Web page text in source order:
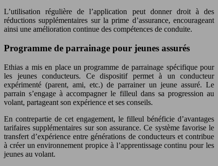
L’utilisation régulière de l’application peut donner droit à des
réductions supplémentaires sur la prime d’assurance, encourageant
ainsi une amélioration continue des compétences de conduite.
Programme de parrainage pour jeunes assurés
Ethias a mis en place un programme de parrainage spécifique pour
les jeunes conducteurs. Ce dispositif permet à un conducteur
expérimenté (parent, ami, etc.) de parrainer un jeune assuré. Le
parrain s’engage à accompagner le filleul dans sa progression au
volant, partageant son expérience et ses conseils.
En contrepartie de cet engagement, le filleul bénéficie d’avantages
tarifaires supplémentaires sur son assurance. Ce système favorise le
transfert d’expérience entre générations de conducteurs et contribue
à créer un environnement propice à l’apprentissage continu pour les
jeunes au volant.